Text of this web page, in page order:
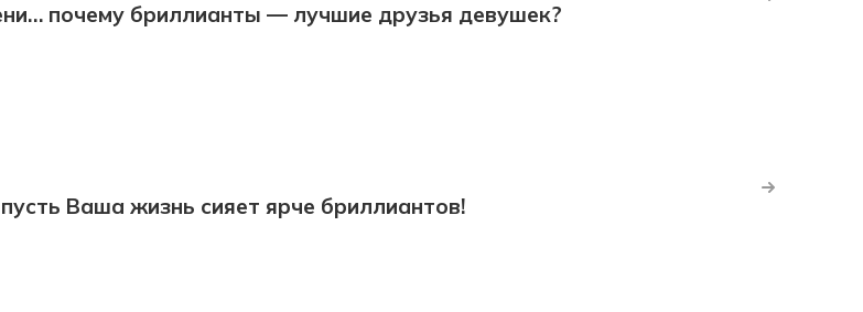
почему бриллианты — лучшие друзья девушек?
Ваша жизнь сияет ярче бриллиантов!